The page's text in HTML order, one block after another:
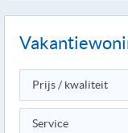
Prijs / kwaliteit
Service